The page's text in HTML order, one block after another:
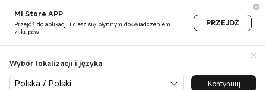
Mi Store APP
Przejdź do aplikacji i ciesz się płynnym doświadczeniem
zakupów.
PRZEJDŹ
Wybór lokalizacji i języka
Polska / Polski Kontynuuj